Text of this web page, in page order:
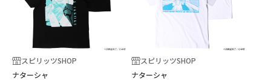
スピリッツSHOP
ナターシャ
スピリッツSHOP
ナターシャ